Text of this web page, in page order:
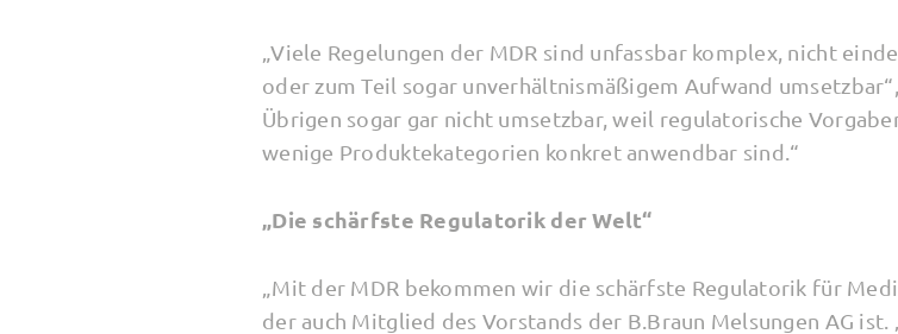
„Viele Regelungen der MDR sind unfassbar komplex, nicht
oder zum Teil sogar unverhältnismäßigem Aufwand
Übrigen sogar gar nicht umsetzbar, weil regulatorische
wenige Produktekategorien konkret anwendbar sind.“
„Die schärfste Regulatorik der Welt“
„Mit der MDR bekommen wir die schärfste Regulatorik für
der auch Mitglied des Vorstands der B.Braun Melsungen AG